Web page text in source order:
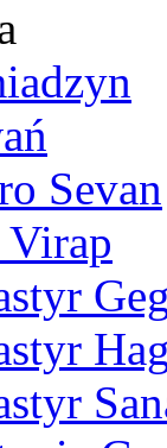
Sevan